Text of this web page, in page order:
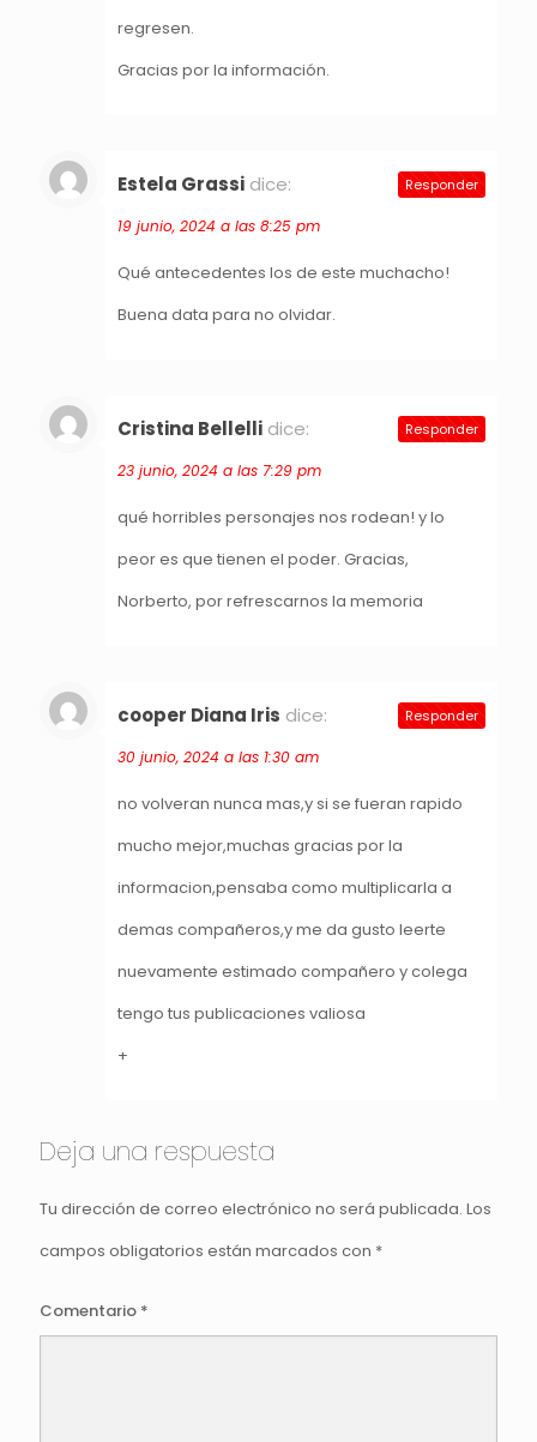
regresen.
Gracias por la información.
Estela Grassi dice:
19 junio, 2024 a las 8:25 pm
Qué antecedentes los de este muchacho!
Buena data para no olvidar.
Responder
Cristina Bellelli dice:
23 junio, 2024 a las 7:29 pm
qué horribles personajes nos rodean! y lo
peor es que tienen el poder. Gracias,
Norberto, por refrescarnos la memoria
Responder
cooper Diana Iris dice:
30 junio, 2024 a las 1:30 am
no volveran nunca mas,y si se fueran rapido
mucho mejor,muchas gracias por la
informacion,pensaba como multiplicarla a
demas compañeros,y me da gusto leerte
nuevamente estimado compañero y colega
tengo tus publicaciones valiosa
+
Responder
Deja una respuesta
Tu dirección de correo electrónico no será publicada. Los
campos obligatorios están marcados con *
Comentario *